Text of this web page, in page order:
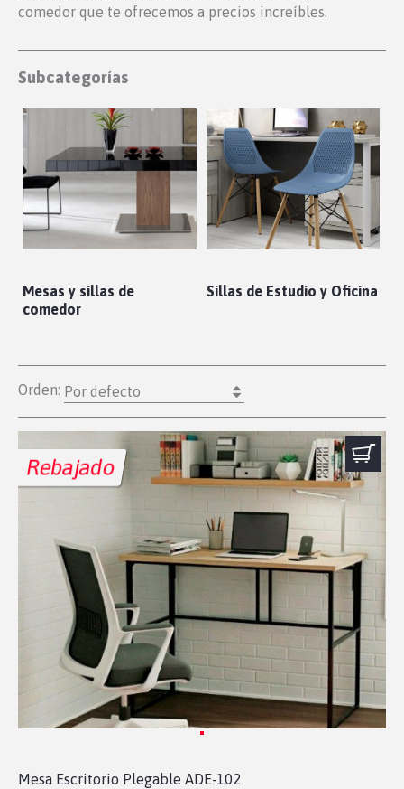
comedor que te ofrecemos a precios increíbles.
Subcategorías
Mesas y sillas de
comedor
Sillas de Estudio y Oficina
Orden: Por defecto
Mesa Escritorio Plegable ADE-102
Rebajado